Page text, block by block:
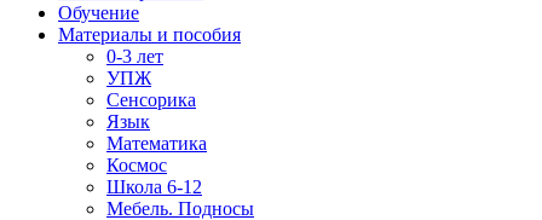
Обучение
Материалы и пособия
0-3 лет
УПЖ
Сенсорика
Язык
Математика
Космос
Школа 6-12
Мебель. Подносы